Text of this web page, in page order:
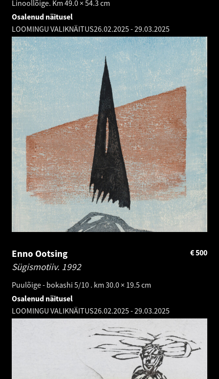
Linoollõige. Km 49.0 × 54.3 cm
Osalenud näitusel
LOOMINGU VALIKNÄITUS26.02.2025-29.03.2025
Enno Ootsing
Sügismotiiv. 1992
Puulõige - bokashi 5/10 . km 30.0 × 19.5 cm
500
€
Osalenud näitusel
LOOMINGU VALIKNÄITUS26.02.2025-29.03.2025